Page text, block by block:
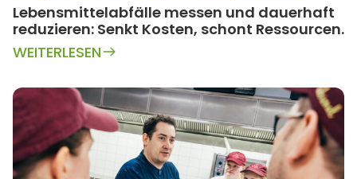
Lebensmittelabfälle messen und dauerhaft
reduzieren: Senkt Kosten, schont Ressourcen.
WEITERLESEN